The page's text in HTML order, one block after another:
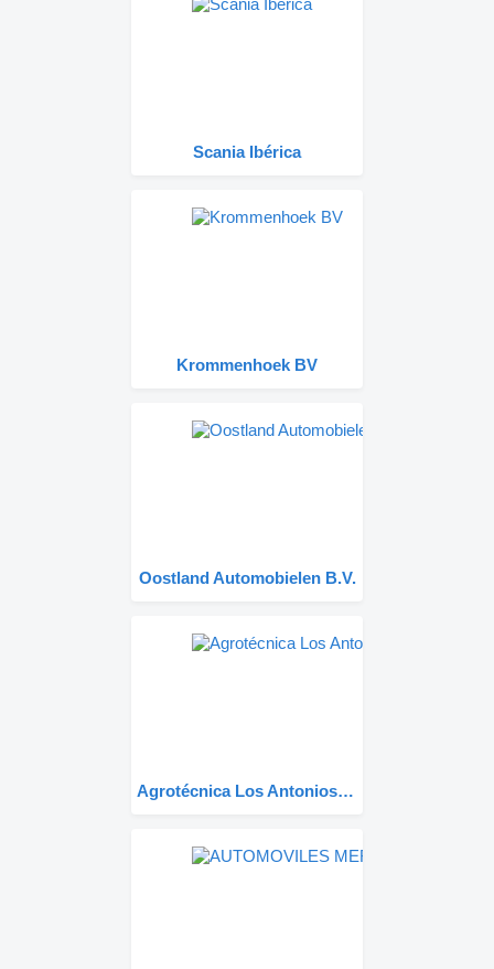
Scania Ibérica
Krommenhoek BV
Oostland Automobielen B.V.
Agrotécnica Los Antonios, S.L.